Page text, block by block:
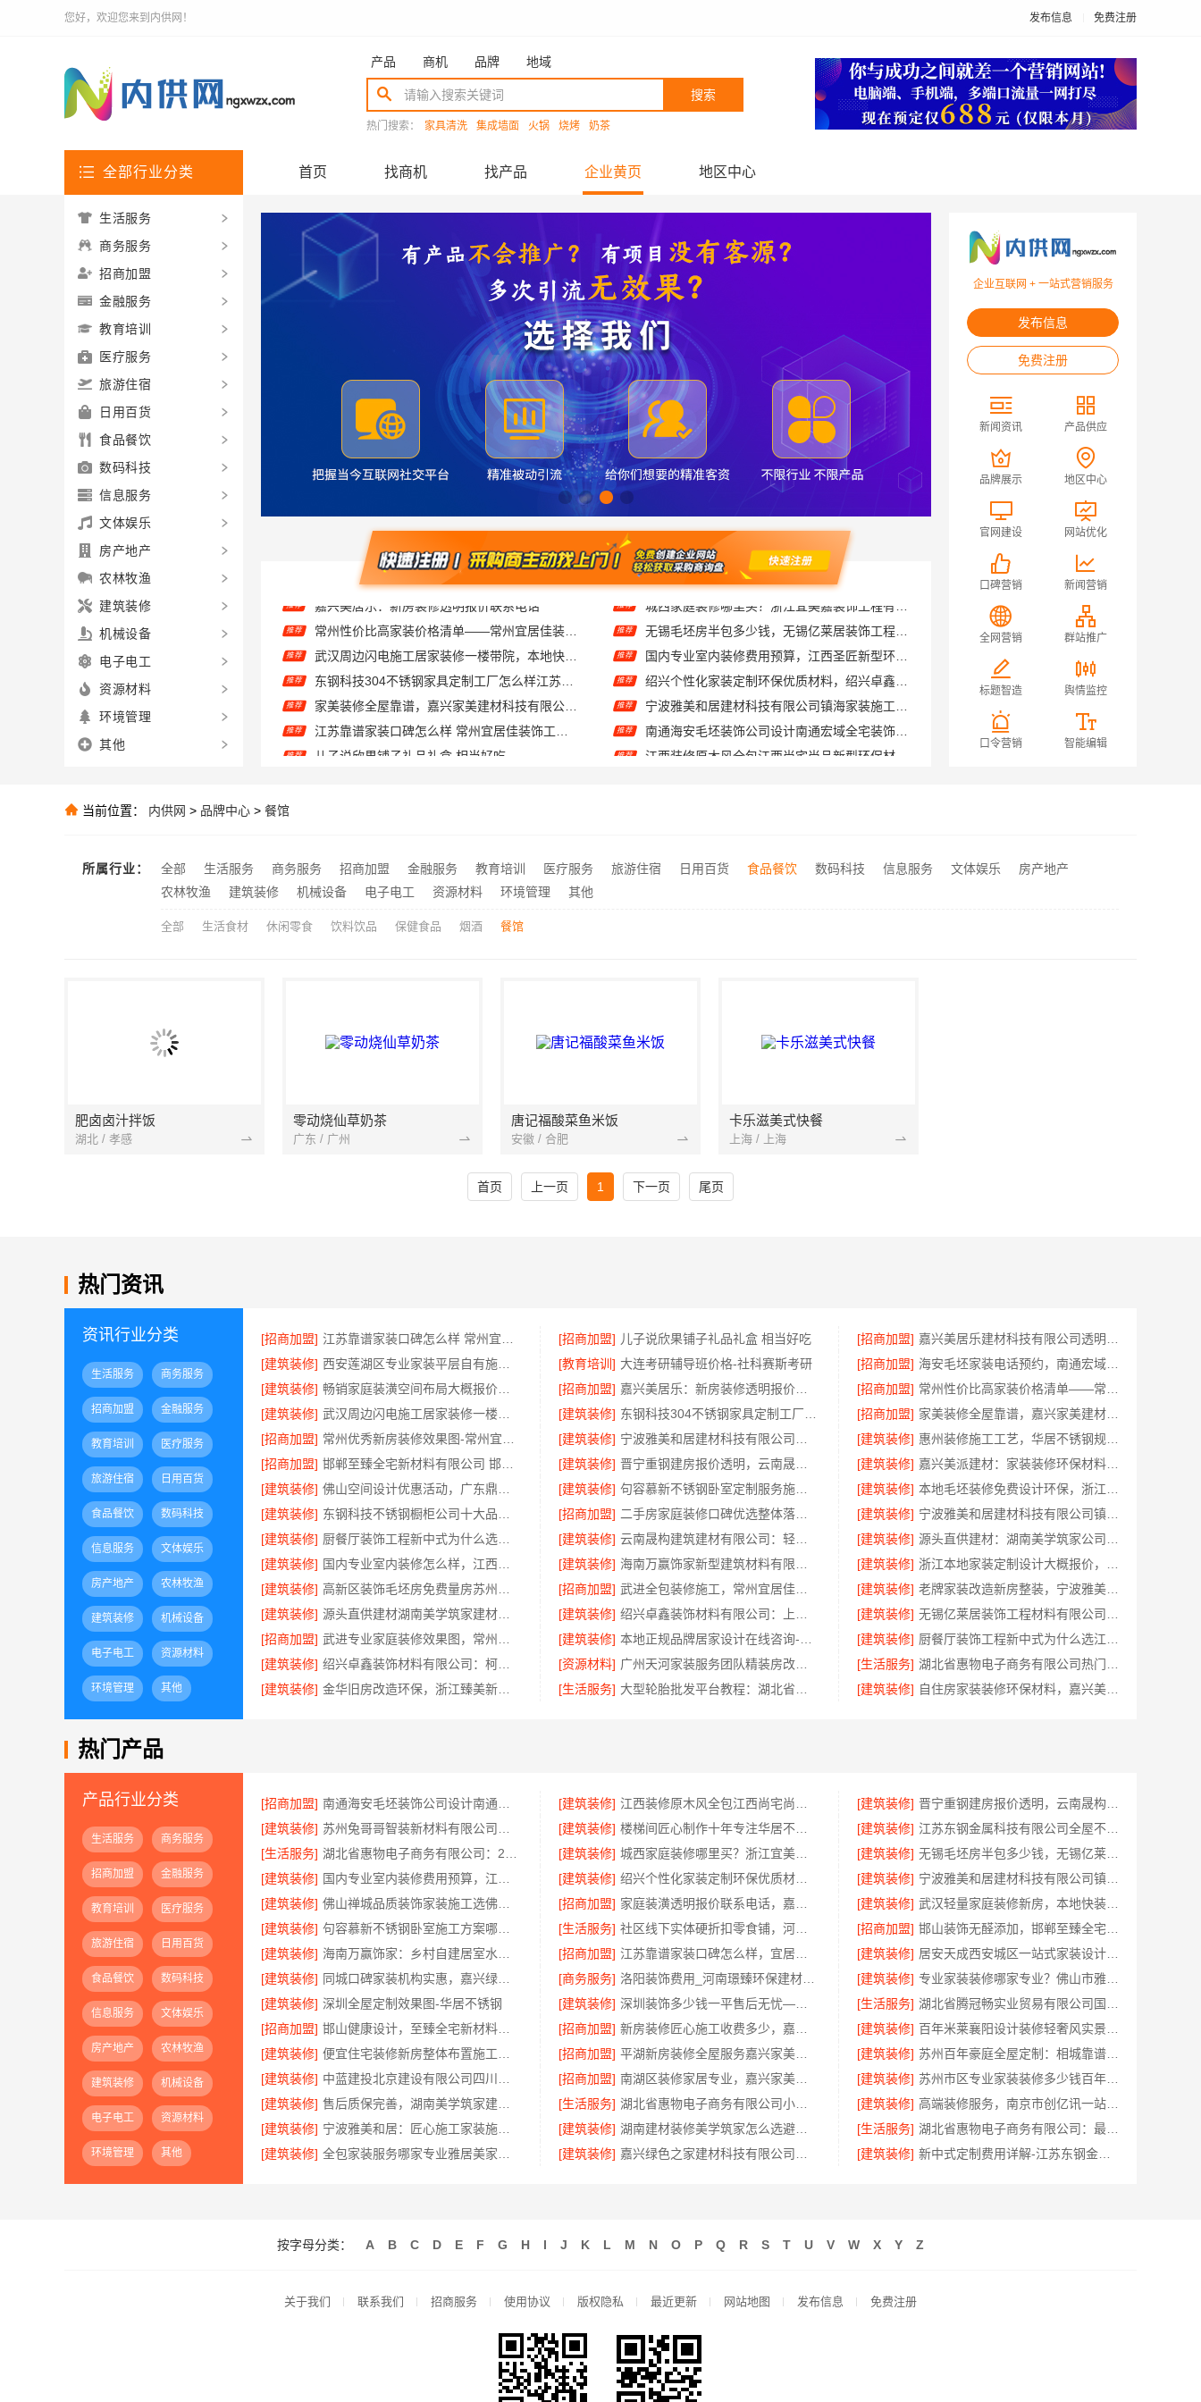
您好，欢迎您来到内供网！ 发布信息 免费注册
产品 商机 品牌 地域
搜索
热门搜索： 家具清洗 集成墙面 火锅 烧烤 奶茶
全部行业分类 首页 找商机 找产品 企业黄页 地区中心
推荐
推荐 武汉周边闪电施工居家装修一楼带院，本地快装（湖北）科技有限公司
推荐 东钢科技304不锈钢家具定制工厂怎么样江苏东钢金属科技有限公司
推荐 家美装修全屋靠谱，嘉兴家美建材科技有限公司一站式省心
推荐 江苏靠谱家装口碑怎么样 常州宜居佳装饰工程有限公司
推荐 儿子说欣果铺子礼品礼盒 相当好吃
推荐
推荐 畅销家庭装潢空间布局大概报价，浙江乐享新材料有限公司透明报价
推荐 嘉兴美居乐：新房装修透明报价联系电话
推荐 无锡毛坯房半包多少钱，无锡亿莱居装饰工程材料有限公司
推荐 国内专业室内装修费用预算，江西圣匠新型环保材料有限公司
推荐 绍兴个性化家装定制环保优质材料，绍兴卓鑫装饰材料有限公司
推荐 宁波雅美和居建材科技有限公司镇海家装施工对接渠道
推荐 南通海安毛坯装饰公司设计南通宏域全宅装饰建材有限公司
推荐 江西装修原木风全包江西尚宅尚品新型环保材料有限公司
推荐 湖北省惠物电子商务有限公司：2025母婴用品平台优缺点测评
企业互联网 + 一站式营销服务
发布信息
免费注册
新闻资讯 产品供应
品牌展示 地区中心
官网建设 网站优化
口碑营销 新闻营销
全网营销 群站推广
标题智造 舆情监控
口令营销 智能编辑
生活服务
商务服务
招商加盟
金融服务
教育培训
医疗服务
旅游住宿
日用百货
食品餐饮
数码科技
信息服务
文体娱乐
房产地产
农林牧渔
建筑装修
机械设备
电子电工
资源材料
环境管理
其他
当前位置： 内供网 > 品牌中心 > 餐馆
所属行业： 全部 生活服务 商务服务 招商加盟 金融服务 教育培训 医疗服务 旅游住宿 日用百货 食品餐饮 数码科技 信息服务 文体娱乐
房产地产
农林牧渔
建筑装修 机械设备 电子电工 资源材料 环境管理 其他
全部 生活食材 休闲零食 饮料饮品 保健食品 烟酒 餐馆
肥卤卤汁拌饭
湖北 / 孝感
零动烧仙草奶茶
广东 / 广州
唐记福酸菜鱼米饭
安徽 / 合肥
卡乐滋美式快餐
上海 / 上海
首页 上一页 1 下一页 尾页
热门资讯
资讯行业分类
生活服务 商务服务
招商加盟 金融服务
教育培训 医疗服务
旅游住宿 日用百货
食品餐饮 数码科技
信息服务 文体娱乐
房产地产 农林牧渔
建筑装修 机械设备
电子电工 资源材料
环境管理 其他
[招商加盟] [招商加盟] 儿子说欣果铺子礼品礼盒 相当好吃 [招商加盟]
[建筑装修]
[教育培训] 大连考研辅导班价格-社科赛斯考研 [招商加盟]
海安毛坯家装电话预约，南通宏域全宅装饰建材免费设计
[建筑装修]
[招商加盟] [招商加盟]
[建筑装修]
[建筑装修] [招商加盟]
家美装修全屋靠谱，嘉兴家美建材科技有限公司一站式省心
[招商加盟]
[建筑装修] [建筑装修]
[招商加盟]
[建筑装修] [建筑装修]
嘉兴美派建材：家装装修环保材料靠谱商家，正品有保障
[建筑装修]
[建筑装修] [建筑装修]
[建筑装修]
[招商加盟] [建筑装修]
宁波雅美和居建材科技有限公司镇海家装施工对接渠道
[建筑装修]
[建筑装修] [建筑装修]
[建筑装修]
[建筑装修] [建筑装修]
[建筑装修]
[招商加盟] [建筑装修]
老牌家装改造新房整装，宁波雅美和居建材科技有限公司
[建筑装修]
[建筑装修] [建筑装修]
[招商加盟]
[建筑装修] [建筑装修]
[建筑装修]
[资源材料] [生活服务]
[建筑装修]
[生活服务] [建筑装修] 自住房家装装修环保材料，嘉兴美派建材科技有限公司一线品牌正品保障
热门产品
产品行业分类
生活服务 商务服务
招商加盟 金融服务
教育培训 医疗服务
旅游住宿 日用百货
食品餐饮 数码科技
信息服务 文体娱乐
房产地产 农林牧渔
建筑装修 机械设备
电子电工 资源材料
环境管理 其他
[招商加盟] [建筑装修] [建筑装修]
[建筑装修]
[建筑装修] [建筑装修]
江苏东钢金属科技有限公司全屋不锈钢定制生产商
[生活服务]
[建筑装修] [建筑装修]
无锡毛坯房半包多少钱，无锡亿莱居装饰工程材料有限公司
[建筑装修]
[建筑装修] [建筑装修]
宁波雅美和居建材科技有限公司镇海家装施工对接渠道
[建筑装修]
[招商加盟] [建筑装修]
武汉轻量家庭装修新房，本地快装（湖北）科技有限公司透明报价
[建筑装修]
[生活服务] [招商加盟]
[建筑装修]
[招商加盟] [建筑装修]
居安天成西安城区一站式家装设计，毛坯房自有施工队
[建筑装修]
[商务服务] [建筑装修]
专业家装装修哪家专业？佛山市雅居美家装饰全流程标准化管控
[建筑装修] 深圳全屋定制效果图-华居不锈钢 [建筑装修] [生活服务]
[招商加盟]
[招商加盟] [建筑装修]
[建筑装修]
[招商加盟] [建筑装修]
苏州百年豪庭全屋定制：相城靠谱家装就近服务，拎包入住省心
[建筑装修]
[招商加盟] [建筑装修]
苏州市区专业家装装修多少钱百年豪庭新材料
[建筑装修]
[生活服务] [建筑装修]
高端装修服务，南京市创亿讯一站式家装更省心
[建筑装修]
[建筑装修] [生活服务]
湖北省惠物电子商务有限公司：最新生鲜食品网站价格
[建筑装修]
[建筑装修] [建筑装修] 新中式定制费用详解-江苏东钢金属家居有限公司
按字母分类： A B C D E F G H I J K L M N O P Q R S T U V W X Y Z
关于我们 联系我们 招商服务 使用协议 版权隐私 最近更新 网站地图 发布信息 免费注册